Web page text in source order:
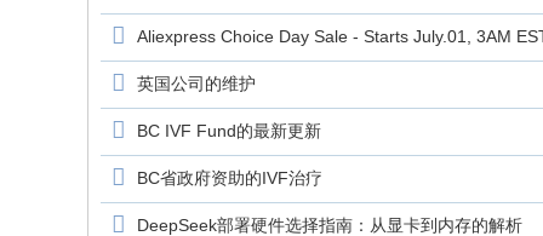
Aliexpress Choice Day Sale - Starts July.01, 3AM
英国公司的维护
BC IVF Fund的最新更新
BC省政府资助的IVF治疗
DeepSeek部署硬件选择指南：从显卡到内存的解析